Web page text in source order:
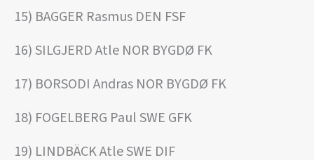
15) BAGGER Rasmus DEN FSF
16) SILGJERD Atle NOR BYGDØ FK
17) BORSODI Andras NOR BYGDØ FK
18) FOGELBERG Paul SWE GFK
19) LINDBÄCK Atle SWE DIF